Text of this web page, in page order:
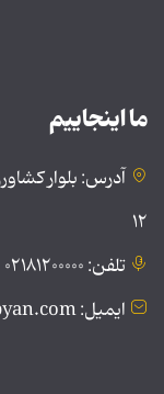
ما اینجاییم
آدرس: بلوار
۱۲
تلفن: ۰۲۱۸۱۲۰۰۰۰۰
ایمیل: public@tebyan.com